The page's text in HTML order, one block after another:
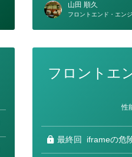
山田 順久
フロントエンド・エン
フロントエ
リ
性
最終回 iframeの危